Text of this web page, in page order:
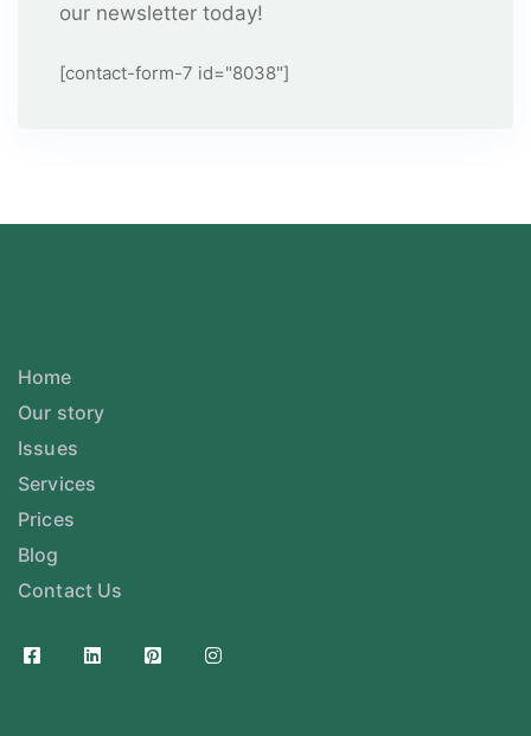
our newsletter today!
[contact-form-7 id="8038"]
Home
Our story
Issues
Services
Prices
Blog
Contact Us